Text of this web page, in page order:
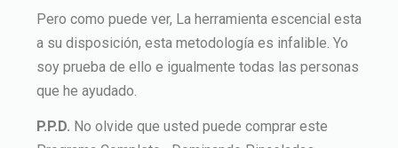
Pero como puede ver, La herramienta escencial esta
a su disposición, esta metodología es infalible. Yo
soy prueba de ello e igualmente todas las personas
que he ayudado.
P.P.D. No olvide que usted puede comprar este